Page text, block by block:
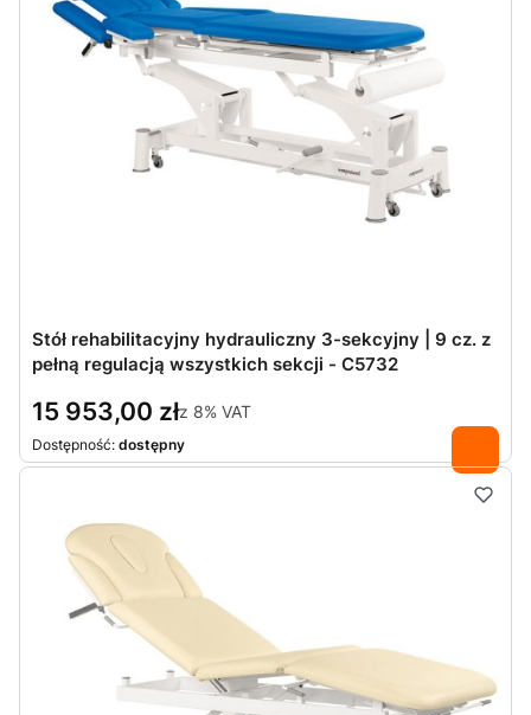
Stół rehabilitacyjny hydrauliczny 3-sekcyjny | 9 cz. z
pełną regulacją wszystkich sekcji - C5732
15 953,00 złz 8% VAT
Dostępność: dostępny